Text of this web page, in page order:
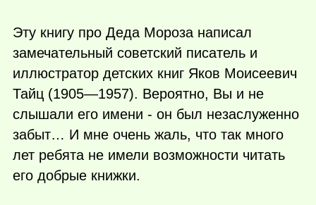
Эту книгу про Деда Мороза написал
замечательный советский писатель и
иллюстратор детских книг Яков Моисеевич
Тайц (1905—1957). Вероятно, Вы и не
слышали его имени - он был незаслуженно
забыт… И мне очень жаль, что так много
лет ребята не имели возможности читать
его добрые книжки.